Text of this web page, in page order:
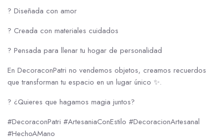
? Diseñada con amor
? Creada con materiales cuidados
? Pensada para llenar tu hogar de personalidad
En DecoraconPatri no vendemos objetos, creamos recuerdos
que transforman tu espacio en un lugar único ✨.
? ¿Quieres que hagamos magia juntos?
#DecoraconPatri #ArtesaniaConEstilo #DecoracionArtesanal
#HechoAMano